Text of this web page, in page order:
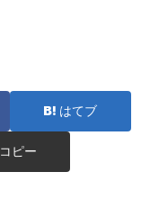
はてブ
コピー